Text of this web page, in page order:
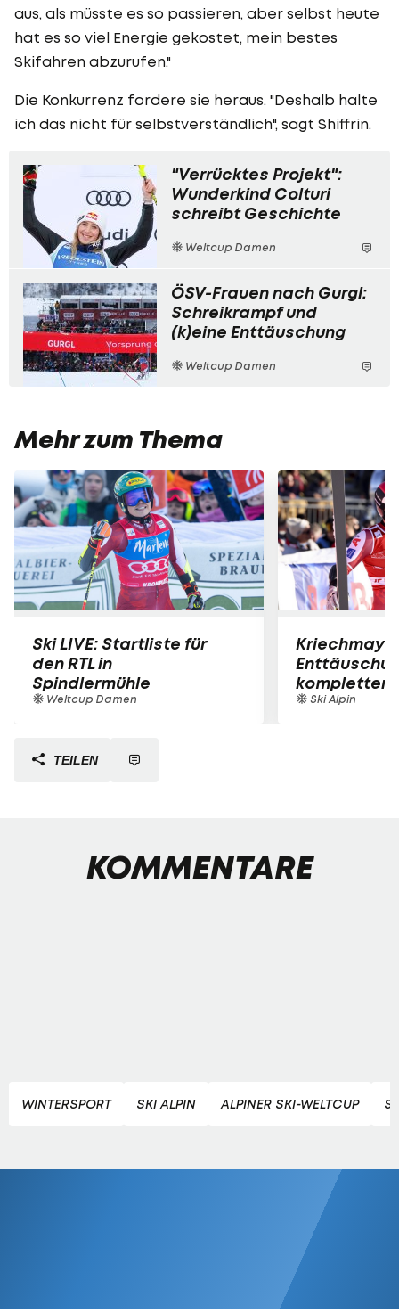
aus, als müsste es so passieren, aber selbst heute
hat es so viel Energie gekostet, mein bestes
Skifahren abzurufen."
Die Konkurrenz fordere sie heraus. "Deshalb halte
ich das nicht für selbstverständlich", sagt Shiffrin.
"Verrücktes Projekt":
Wunderkind Colturi
schreibt Geschichte
Weltcup Damen
ÖSV-Frauen nach Gurgl:
Schreikrampf und
(k)eine Enttäuschung
Weltcup Damen
Mehr zum Thema
Ski LIVE: Startliste für
den RTL in
Spindlermühle
Weltcup Damen
Kriechmayr
kompletter
Ski Alpin
TEILEN
KOMMENTARE
WINTERSPORT SKI ALPIN ALPINER SKI-WELTCUP